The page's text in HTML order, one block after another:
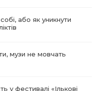
або як уникнути
музи не мовчать
у фестивалі «Ількові